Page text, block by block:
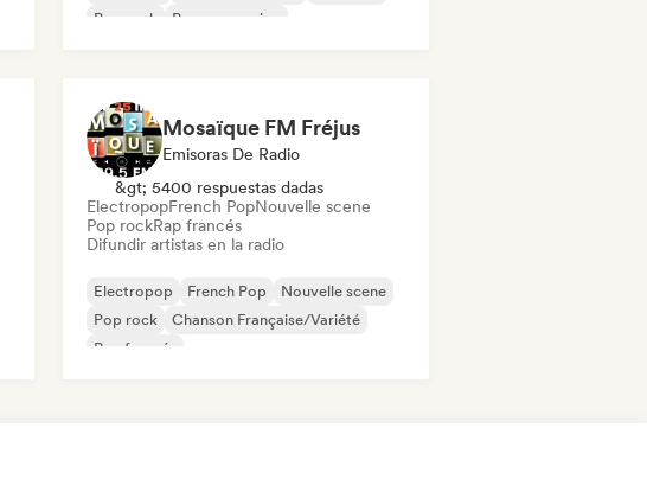
Pop rock
Pop progresivo
Mosaïque FM Fréjus
Emisoras De Radio
&gt; 5400 respuestas dadas
ElectropopFrench PopNouvelle scene
Pop rockRap francés
Difundir artistas en la radio
Electropop French Pop
Nouvelle scene
Pop rock
Chanson Française/Variété
Rap francés